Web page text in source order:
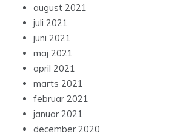
august 2021
juli 2021
juni 2021
maj 2021
april 2021
marts 2021
februar 2021
januar 2021
december 2020